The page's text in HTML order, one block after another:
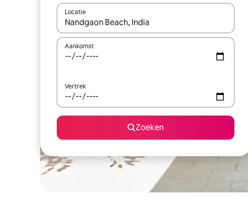
Locatie
Wanneer er resultaten beschikbaar zijn, maak je een
Aankomst
Vertrek
Zoeken